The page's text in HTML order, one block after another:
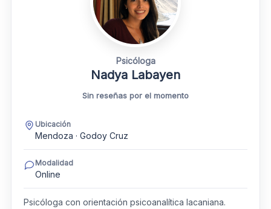
Psicóloga
Nadya Labayen
Sin reseñas por el momento
Ubicación
Mendoza · Godoy Cruz
Modalidad
Online
Psicóloga con orientación psicoanalítica lacaniana.